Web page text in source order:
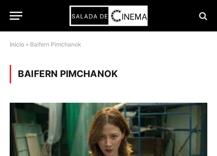
Início » Baifern Pimchanok
BAIFERN PIMCHANOK